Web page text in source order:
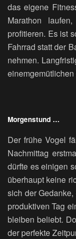
das eigene
Marathon
profitieren. Es ist
Fahrrad statt der
nehmen.
Morgenstund …
Der frühe Vogel
Nachmittag
dürfte es einigen
überhaupt keine
sich der
produktiven Tag
bleiben beliebt.
der perfekte